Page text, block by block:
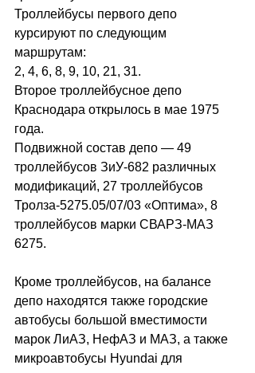
Троллейбусы первого депо
курсируют по следующим
маршрутам:
2, 4, 6, 8, 9, 10, 21, 31.
Второе троллейбусное депо
Краснодара открылось в мае 1975
года.
Подвижной состав депо — 49
троллейбусов ЗиУ-682 различных
модификаций, 27 троллейбусов
Тролза-5275.05/07/03 «Оптима», 8
троллейбусов марки СВАРЗ-МАЗ
6275.
Кроме троллейбусов, на балансе
депо находятся также городские
автобусы большой вместимости
марок ЛиАЗ, НефАЗ и МАЗ, а также
микроавтобусы Hyundai для